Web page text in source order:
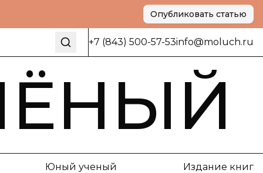
Опубликовать статью
+7 (843) 500-57-53info@moluch.ru
Юный ученый Издание книг